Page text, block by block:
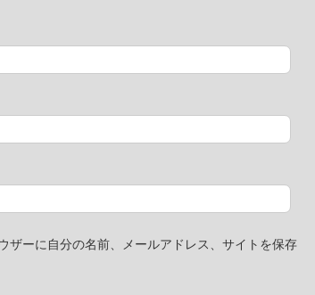
ザーに自分の名前、メールアドレス、サイトを保存